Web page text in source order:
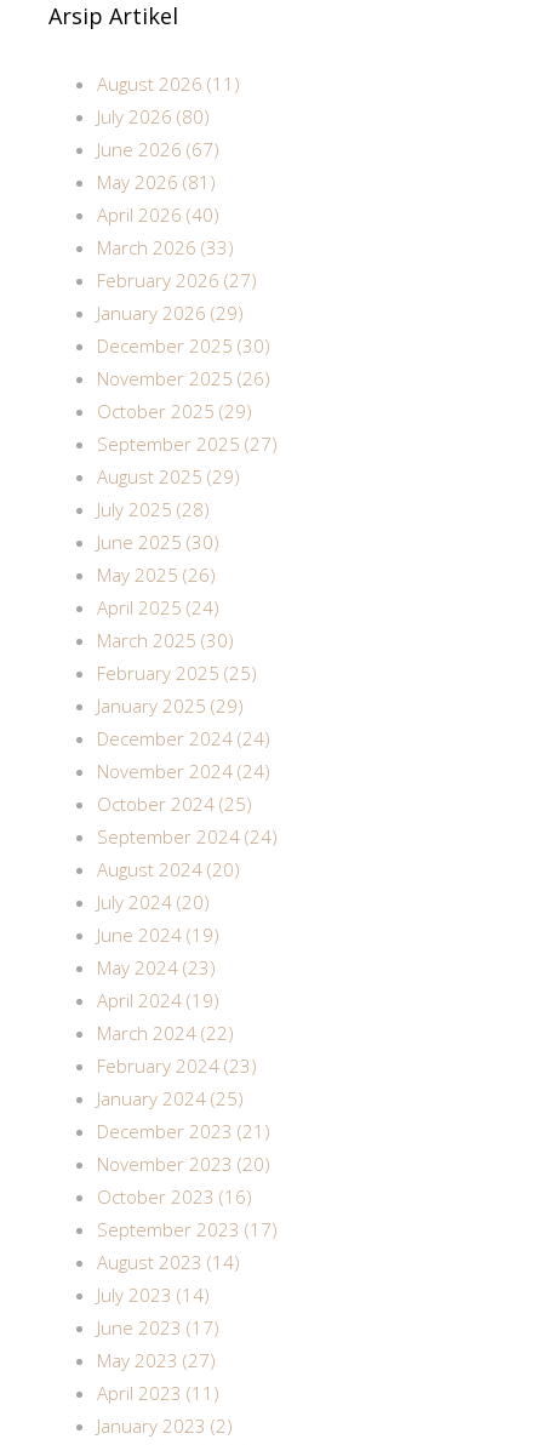
Arsip Artikel
August 2026 (11)
July 2026 (80)
June 2026 (67)
May 2026 (81)
April 2026 (40)
March 2026 (33)
February 2026 (27)
January 2026 (29)
December 2025 (30)
November 2025 (26)
October 2025 (29)
September 2025 (27)
August 2025 (29)
July 2025 (28)
June 2025 (30)
May 2025 (26)
April 2025 (24)
March 2025 (30)
February 2025 (25)
January 2025 (29)
December 2024 (24)
November 2024 (24)
October 2024 (25)
September 2024 (24)
August 2024 (20)
July 2024 (20)
June 2024 (19)
May 2024 (23)
April 2024 (19)
March 2024 (22)
February 2024 (23)
January 2024 (25)
December 2023 (21)
November 2023 (20)
October 2023 (16)
September 2023 (17)
August 2023 (14)
July 2023 (14)
June 2023 (17)
May 2023 (27)
April 2023 (11)
January 2023 (2)